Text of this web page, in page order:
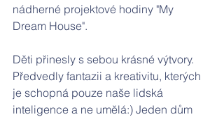
nádherné projektové hodiny "My
Dream House".
Děti přinesly s sebou krásné výtvory.
Předvedly fantazii a kreativitu, kterých
je schopná pouze naše lidská
inteligence a ne umělá:) Jeden dům